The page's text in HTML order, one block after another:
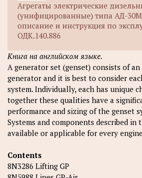
Агрегаты электрические
(унифицированные) типа АД-
описание и инструкция по
ОДК.140.886
Книга на английском языке.
A generator set (genset) consists of an
generator and it is best to consider
system. Individually, each has unique
together these qualities have a
performance and sizing of the genset
Systems and components described in
available or applicable for every
Contents
8N3286 Lifting GP